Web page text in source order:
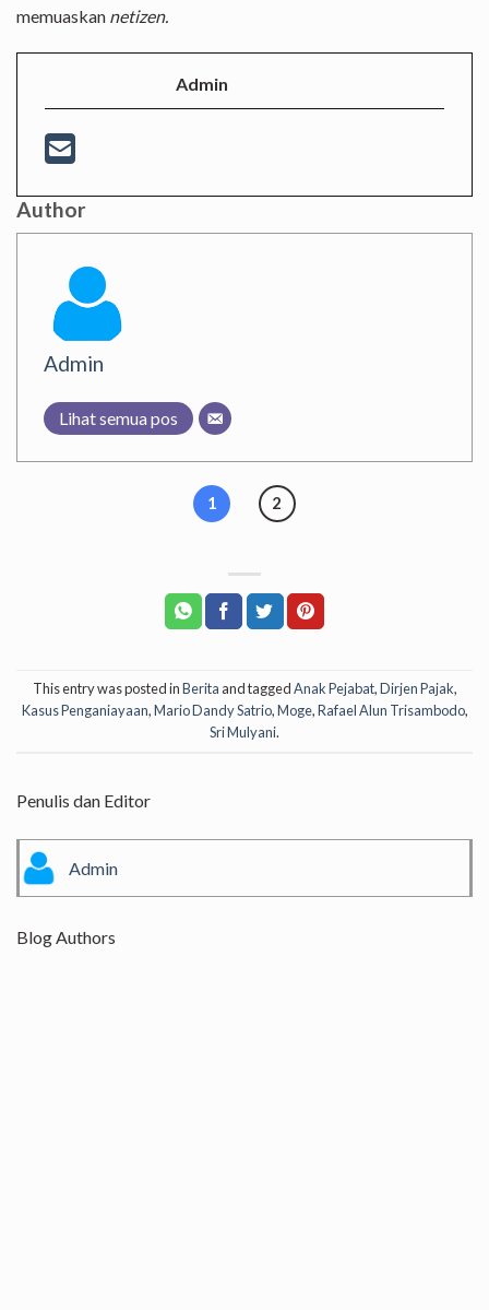
memuaskan netizen.
Admin
Author
Admin
Lihat semua pos
1 2
This entry was posted inBerita and taggedAnak Pejabat,Dirjen Pajak,
Kasus Penganiayaan,Mario Dandy Satrio,Moge,Rafael Alun Trisambodo,
Sri Mulyani.
Penulis dan Editor
Admin
Blog Authors